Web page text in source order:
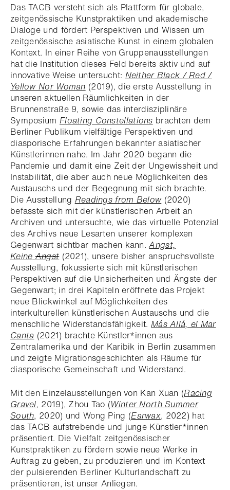
Das TACB versteht sich als Plattform für globale,
zeitgenössische Kunstpraktiken und akademische
Dialoge und fördert Perspektiven und Wissen um
zeitgenössische asiatische Kunst in einem globalen
Kontext. In einer Reihe von Gruppenausstellungen
hat die Institution dieses Feld bereits aktiv und auf
innovative Weise untersucht: Neither Black / Red /
Yellow Nor Woman (2019), die erste Ausstellung in
unseren aktuellen Räumlichkeiten in der
Brunnenstraße 9, sowie das interdisziplinäre
Symposium Floating Constellations brachten dem
Berliner Publikum vielfältige Perspektiven und
diasporische Erfahrungen bekannter asiatischer
Künstlerinnen nahe. Im Jahr 2020 begann die
Pandemie und damit eine Zeit der Ungewissheit und
Instabilität, die aber auch neue Möglichkeiten des
Austauschs und der Begegnung mit sich brachte.
Die Ausstellung Readings from Below(2020)
befasste sich mit der künstlerischen Arbeit an
Archiven und untersuchte, wie das virtuelle Potenzial
des Archivs neue Lesarten unserer komplexen
Gegenwart sichtbar machen kann.Angst,
Keine Angst(2021), unsere bisher anspruchsvollste
Ausstellung, fokussierte sich mit künstlerischen
Perspektiven auf die Unsicherheiten und Ängste der
Gegenwart; in drei Kapiteln eröffnete das Projekt
neue Blickwinkel auf Möglichkeiten des
interkulturellen künstlerischen Austauschs und die
menschliche Widerstandsfähigkeit. Más Allá, el Mar
Canta (2021) brachte Künstler*innen aus
Zentralamerika und der Karibik in Berlin zusammen
und zeigte Migrationsgeschichten als Räume für
diasporische Gemeinschaft und Widerstand.
Mit den Einzelausstellungen von Kan Xuan (Racing
Gravel, 2019), Zhou Tao (Winter North Summer
South, 2020) und Wong Ping (Earwax, 2022) hat
das TACB aufstrebende und junge Künstler*innen
präsentiert. Die Vielfalt zeitgenössischer
Kunstpraktiken zu fördern sowie neue Werke in
Auftrag zu geben, zu produzieren und im Kontext
der pulsierenden Berliner Kulturlandschaft zu
präsentieren, ist unser Anliegen.